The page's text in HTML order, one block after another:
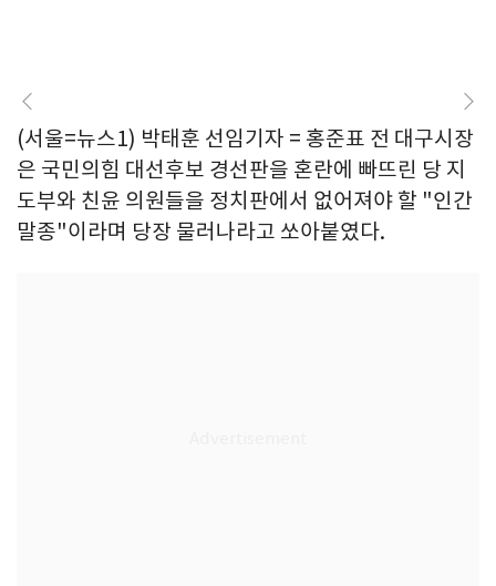
(서울=뉴스1) 박태훈 선임기자 = 홍준표 전 대구시장
은 국민의힘 대선후보 경선판을 혼란에 빠뜨린 당 지
도부와 친윤 의원들을 정치판에서 없어져야 할 "인간
말종"이라며 당장 물러나라고 쏘아붙였다.